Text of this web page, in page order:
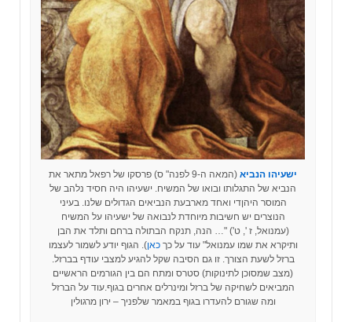
ישעיהו הנביא
(המאה ה-9 לפנה" ס) פרסקו של רפאל מתאר את
הנביא של התגלותו ובואו של המשיח. ישעיהו היה חסיד נלהב של
המוסר היהןדי ואחד מארבעת הנביאים הגדולים שלנו. בעיני
הנוצרים יש חשיבות מיוחדת לנבואה של ישעיהו על המשיח
(עמנואל, ז ', ט') "… הנה, תנקח הבתולה ברחם ותלד את הבן
ותיקרא את שמו עמנואל" עוד על כךכאן). הגוף יודע לשמור לעצמו
ברזל לשעת הצורך. זו גם הסיבה שקל להגיע למצבי עודף בברזל.
(מצב שמסוכן לתינוקות) סטרס ומתח הם בין הגורמים הראשיים
המביאים לשחיקה של ברזל ומינרלים אחרים בגוף.עוד על הברזל
ומה שגורם להעדרו בגוף במאמר שלפניך – ירון מרגולין